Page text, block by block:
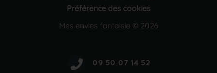
Préférence des cookies
Mes envies fantaisie © 2026